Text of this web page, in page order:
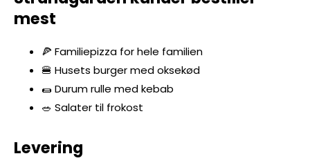
mest
🍕 Familiepizza for hele familien
🍔 Husets burger med oksekød
🌯 Durum rulle med kebab
🥗 Salater til frokost
Levering